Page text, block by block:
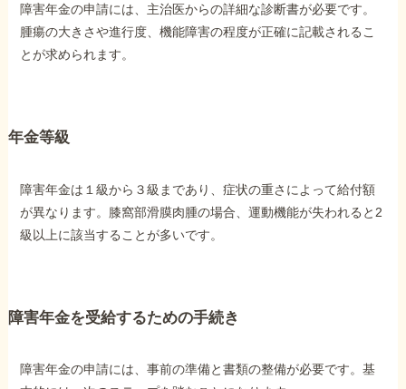
障害年金の申請には、主治医からの詳細な診断書が必要です。
腫瘍の大きさや進行度、機能障害の程度が正確に記載されるこ
とが求められます。
年金等級
障害年金は１級から３級まであり、症状の重さによって給付額
が異なります。膝窩部滑膜肉腫の場合、運動機能が失われると2
級以上に該当することが多いです。
障害年金を受給するための手続き
障害年金の申請には、事前の準備と書類の整備が必要です。基